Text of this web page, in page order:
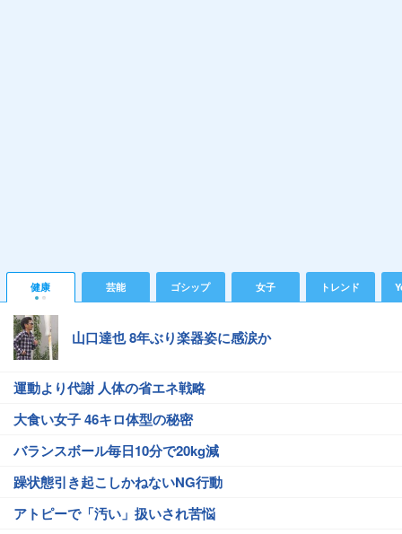
健康 芸能 ゴシップ 女子 トレンド
山口達也 8年ぶり楽器姿に感涙か
運動より代謝 人体の省エネ戦略
大食い女子 46キロ体型の秘密
バランスボール毎日10分で20kg減
躁状態引き起こしかねないNG行動
アトピーで「汚い」扱いされ苦悩